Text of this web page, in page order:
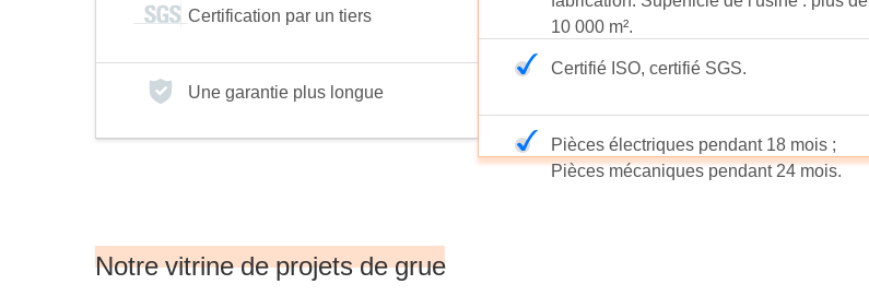
Certification par un tiers
Une garantie plus longue
10 000 m².
Certifié ISO, certifié SGS.
Pièces électriques pendant 18 mois ;
Pièces mécaniques pendant 24 mois.
Notre vitrine de projets de grue